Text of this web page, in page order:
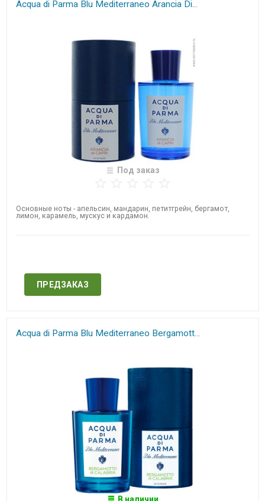
Acqua di Parma Blu Mediterraneo Arancia Di...
Под заказ
Основные ноты - апельсин, мандарин, петитгрейн, бергамот,
лимон, карамель, мускус и кардамон. ​
ПРЕДЗАКАЗ
Acqua di Parma Blu Mediterraneo​ Bergamott...
В наличии